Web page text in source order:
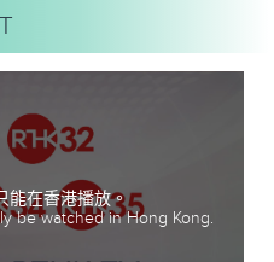
也在這個過程中不斷
能在香港播放。
be watched in Hong Kong.